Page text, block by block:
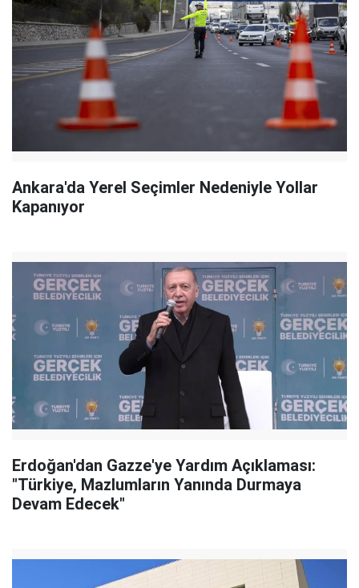
Ankara'da Yerel Seçimler Nedeniyle Yollar
Kapanıyor
Erdoğan'dan Gazze'ye Yardım Açıklaması:
"Türkiye, Mazlumların Yanında Durmaya
Devam Edecek"